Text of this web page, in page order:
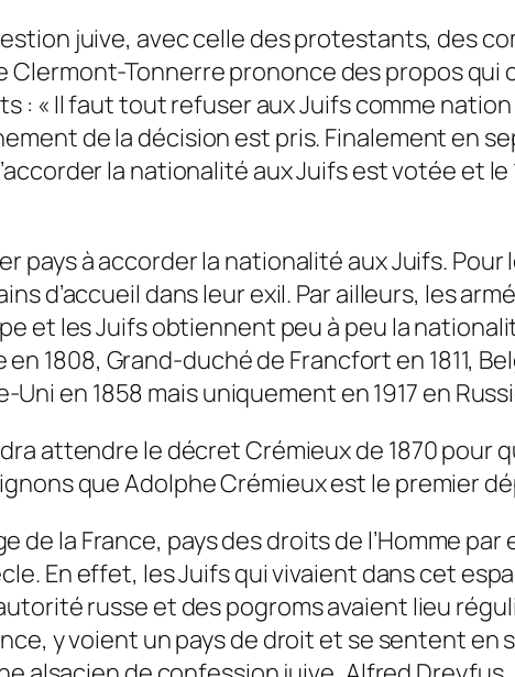
juive, avec celle des protestants, des
Clermont-Tonnerre prononce des propos
: « Il faut tout refuser aux Juifs comme
de la décision est pris. Finalement en
la nationalité aux Juifs est votée et
pays à accorder la nationalité aux Juifs.
d’accueil dans leur exil. Par ailleurs, les
et les Juifs obtiennent peu à peu la
1808, Grand-duché de Francfort en 1811,
Uni en 1858 mais uniquement en 1917 en
attendre le décret Crémieux de 1870 pour
que Adolphe Crémieux est le premier
la France, pays des droits de l’Homme
En effet, les Juifs qui vivaient dans cet
russe et des pogroms avaient lieu
y voient un pays de droit et se sentent en